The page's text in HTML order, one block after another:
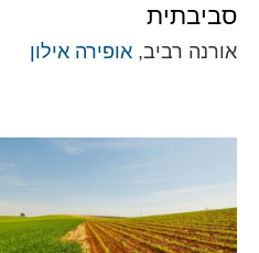
סביבתית
אורנה רביב, אופירה אילון